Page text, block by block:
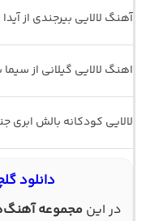
آهنگ لالایی بیرجندی از
اهنگ لالایی گیلانی از سیما
لالایی کودکانه بالش ابری
دانلود
در اینمجموعه